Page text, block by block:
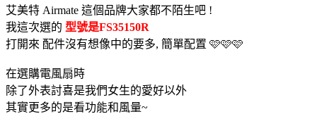
艾美特 Airmate 這個品牌大家都不陌生吧 !
我這次選的 型號是FS35150R
打開來 配件沒有想像中的要多, 簡單配置 🩷🩷🩷
在選購電風扇時
除了外表討喜是我們女生的愛好以外
其實更多的是看功能和風量~